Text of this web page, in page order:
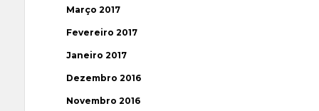
Março 2017
Fevereiro 2017
Janeiro 2017
Dezembro 2016
Novembro 2016